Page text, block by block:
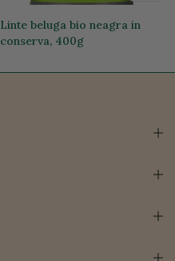
Linte beluga bio neagra in
conserva, 400g